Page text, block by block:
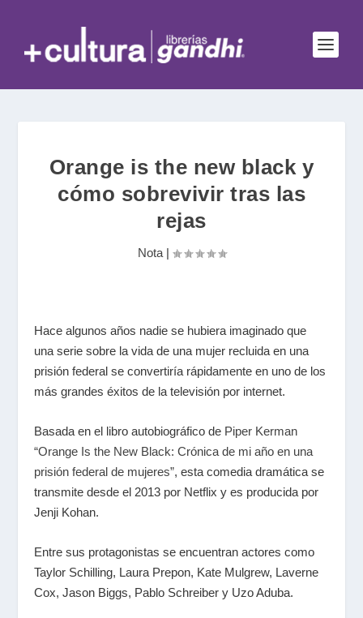
Orange is the new black y
cómo sobrevivir tras las
rejas
Nota|
Hace algunos años nadie se hubiera imaginado que
una serie sobre la vida de una mujer recluida en una
prisión federal se convertiría rápidamente en uno de los
más grandes éxitos de la televisión por internet.
Basada en el libro autobiográfico de Piper Kerman
“Orange Is the New Black: Crónica de mi año en una
prisión federal de mujeres”, esta comedia dramática se
transmite desde el 2013 por Netflix y es producida por
Jenji Kohan.
Entre sus protagonistas se encuentran actores como
Taylor Schilling, Laura Prepon, Kate Mulgrew, Laverne
Cox, Jason Biggs, Pablo Schreiber y Uzo Aduba.